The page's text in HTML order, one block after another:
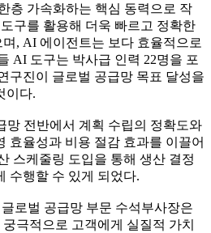
층 가속화하는 핵심 동력으로 작
구를 활용해 더욱 빠르고 정확한
, AI 에이전트는 보다 효율적으로
AI 도구는 박사급 인력 22명을 포
구진이 글로벌 공급망 목표 달성을
이다.
망 전반에서 계획 수립의 정확도와
효율성과 비용 절감 효과를 이끌어
스케줄링 도입을 통해 생산 결정
수행할 수 있게 되었다.
로벌 공급망 부문 수석부사장은
극적으로 고객에게 실질적 가치